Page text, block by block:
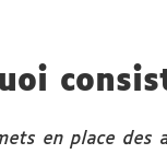
en place des